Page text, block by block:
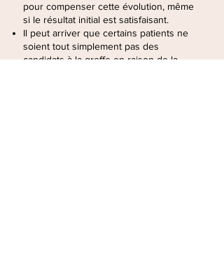
pour compenser cette évolution, même
si le résultat initial est satisfaisant.
Il peut arriver que certains patients ne
soient tout simplement pas des
candidats à la greffe en raison de la